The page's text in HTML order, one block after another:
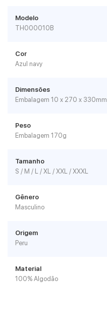
Modelo
TH000010B
Cor
Azul navy
Dimensões
Embalagem 10 x 270 x 330mm
Peso
Embalagem 170g
Tamanho
S / M / L / XL / XXL / XXXL
Gênero
Masculino
Origem
Peru
Material
100% Algodão